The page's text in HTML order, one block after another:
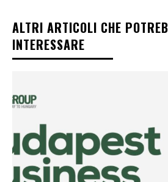
ALTRI ARTICOLI CHE
INTERESSARE